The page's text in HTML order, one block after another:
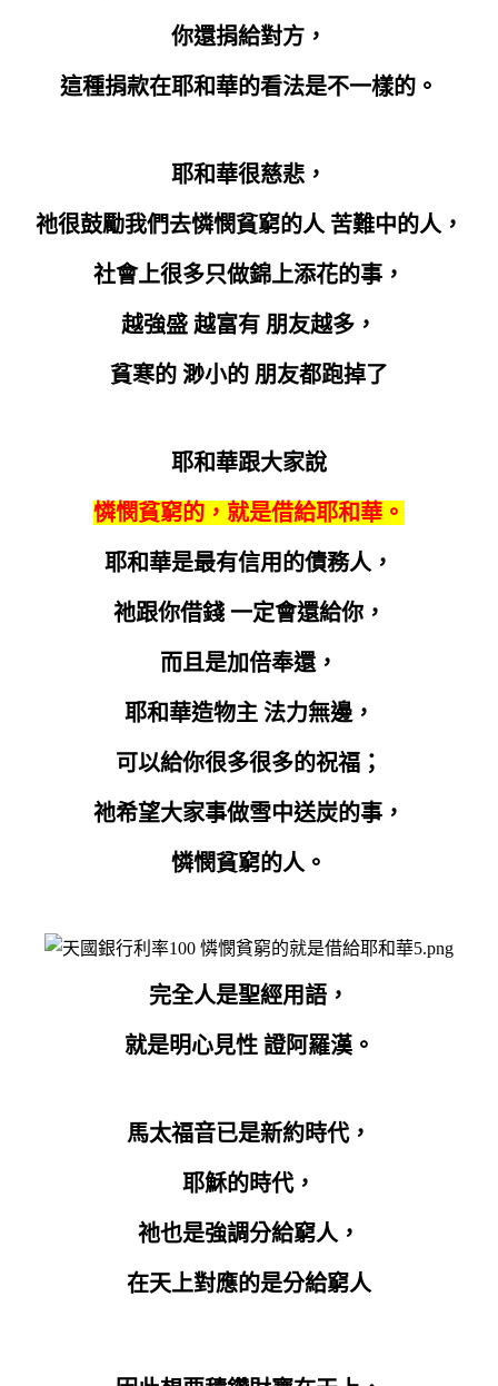
你還捐給對方，
這種捐款在耶和華的看法是不一樣的。
耶和華很慈悲，
祂很鼓勵我們去憐憫貧窮的人 苦難中的人，
社會上很多只做錦上添花的事，
越強盛 越富有 朋友越多，
貧寒的 渺小的 朋友都跑掉了
耶和華跟大家說
憐憫貧窮的，就是借給耶和華。
耶和華是最有信用的債務人，
祂跟你借錢 一定會還給你，
而且是加倍奉還，
耶和華造物主 法力無邊，
可以給你很多很多的祝福；
祂希望大家事做雪中送炭的事，
憐憫貧窮的人。
完全人是聖經用語，
就是明心見性 證阿羅漢。
馬太福音已是新約時代，
耶穌的時代，
祂也是強調分給窮人，
在天上對應的是分給窮人